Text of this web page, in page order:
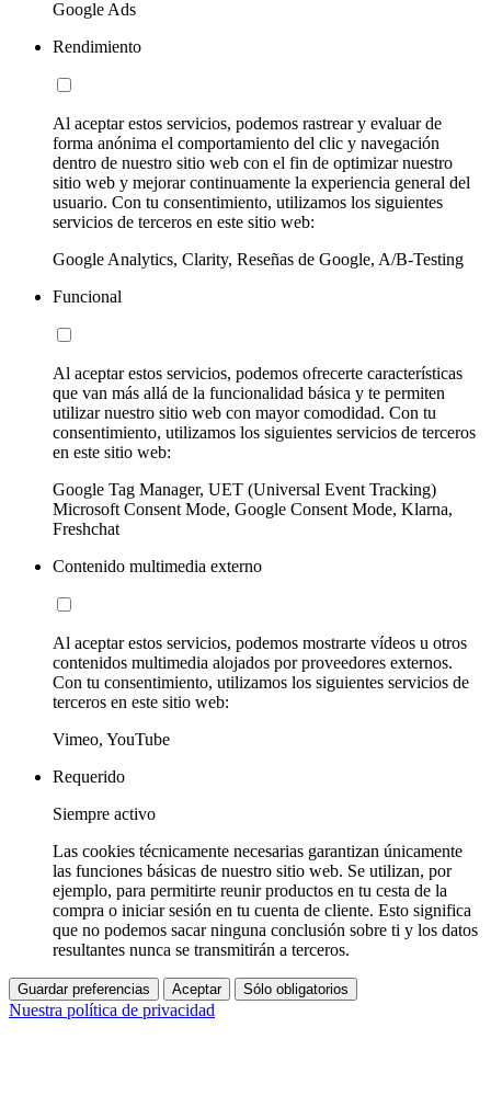
Google Ads
Rendimiento
Al aceptar estos servicios, podemos rastrear y evaluar de
forma anónima el comportamiento del clic y navegación
dentro de nuestro sitio web con el fin de optimizar nuestro
sitio web y mejorar continuamente la experiencia general del
usuario. Con tu consentimiento, utilizamos los siguientes
servicios de terceros en este sitio web:
Google Analytics, Clarity, Reseñas de Google, A/B-Testing
Funcional
Al aceptar estos servicios, podemos ofrecerte características
que van más allá de la funcionalidad básica y te permiten
utilizar nuestro sitio web con mayor comodidad. Con tu
consentimiento, utilizamos los siguientes servicios de terceros
en este sitio web:
Google Tag Manager, UET (Universal Event Tracking)
Microsoft Consent Mode, Google Consent Mode, Klarna,
Freshchat
Contenido multimedia externo
Al aceptar estos servicios, podemos mostrarte vídeos u otros
contenidos multimedia alojados por proveedores externos.
Con tu consentimiento, utilizamos los siguientes servicios de
terceros en este sitio web:
Vimeo, YouTube
Requerido
Siempre activo
Las cookies técnicamente necesarias garantizan únicamente
las funciones básicas de nuestro sitio web. Se utilizan, por
ejemplo, para permitirte reunir productos en tu cesta de la
compra o iniciar sesión en tu cuenta de cliente. Esto significa
que no podemos sacar ninguna conclusión sobre ti y los datos
resultantes nunca se transmitirán a terceros.
Guardar preferencias Aceptar Sólo obligatorios
Nuestra política de privacidad